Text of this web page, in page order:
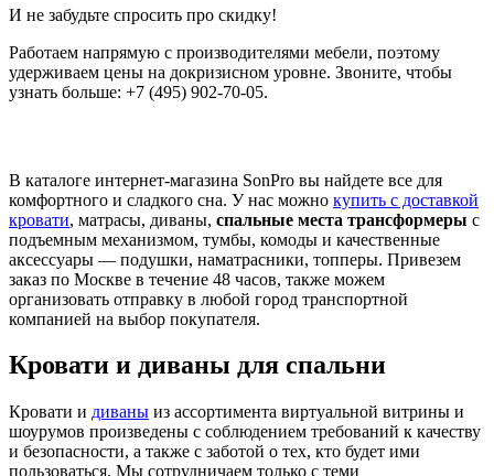
И не забудьте спросить про скидку!
Работаем напрямую с производителями мебели, поэтому
удерживаем цены на докризисном уровне. Звоните, чтобы
узнать больше: +7 (495) 902-70-05.
В каталоге интернет-магазина SonPro вы найдете все для
комфортного и сладкого сна. У нас можно купить с доставкой
кровати, матрасы, диваны, спальные места трансформеры с
подъемным механизмом, тумбы, комоды и качественные
аксессуары — подушки, наматрасники, топперы. Привезем
заказ по Москве в течение 48 часов, также можем
организовать отправку в любой город транспортной
компанией на выбор покупателя.
Кровати и диваны для спальни
Кровати и диваны из ассортимента виртуальной витрины и
шоурумов произведены с соблюдением требований к качеству
и безопасности, а также с заботой о тех, кто будет ими
пользоваться. Мы сотрудничаем только с теми